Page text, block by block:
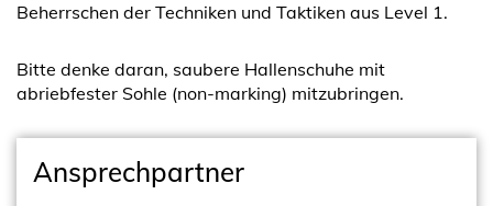
Beherrschen der Techniken und Taktiken aus Level 1.
Bitte denke daran, saubere Hallenschuhe mit
abriebfester Sohle (non-marking) mitzubringen.
Ansprechpartner